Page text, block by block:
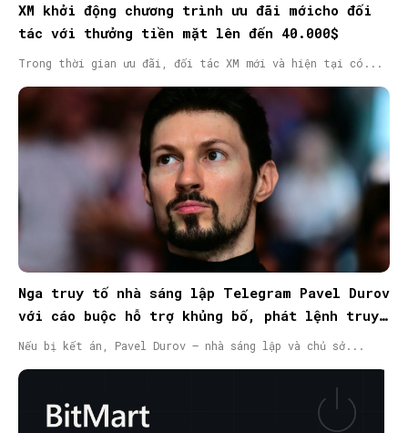
XM khởi động chương trình ưu đãi mớicho đối
tác với thưởng tiền mặt lên đến 40.000$
Trong thời gian ưu đãi, đối tác XM mới và hiện tại có...
Nga truy tố nhà sáng lập Telegram Pavel Durov
với cáo buộc hỗ trợ khủng bố, phát lệnh truy
nã quốc tế
Nếu bị kết án, Pavel Durov – nhà sáng lập và chủ sở...